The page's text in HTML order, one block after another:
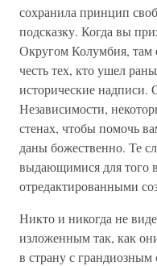
сохранила принцип
подсказку. Когда вы
Округом Колумбия, там
честь тех, кто ушел
исторические надписи.
Независимости,
стенах, чтобы помочь
даны божественно. Те
выдающимися для того
отредактированными
Никто и никогда не
изложенным так, как
в страну с